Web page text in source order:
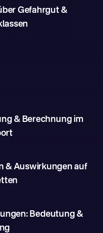
Gefahrgut &
& Berechnung im
& Auswirkungen auf
Bedeutung &